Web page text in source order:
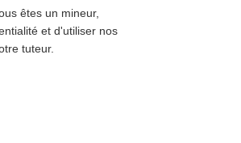
êtes un mineur,
et d'utiliser nos
tuteur.